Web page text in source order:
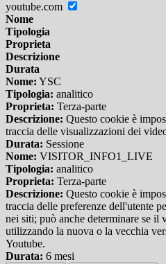
youtube.com
Nome
Tipologia
Proprieta
Descrizione
Durata
Nome: YSC
Tipologia: analitico
Proprieta: Terza-parte
Descrizione: Questo cookie è
traccia delle visualizzazioni dei
Durata: Sessione
Nome: VISITOR_INFO1_LIVE
Tipologia: analitico
Proprieta: Terza-parte
Descrizione: Questo cookie è
traccia delle preferenze dell'utente
nei siti; può anche determinare se il
utilizzando la nuova o la vecchia
Youtube.
Durata: 6 mesi